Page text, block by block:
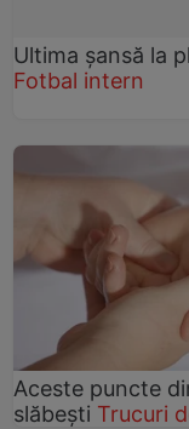
Ultima şansă la
Fotbal intern
Aceste puncte
slăbești Trucuri